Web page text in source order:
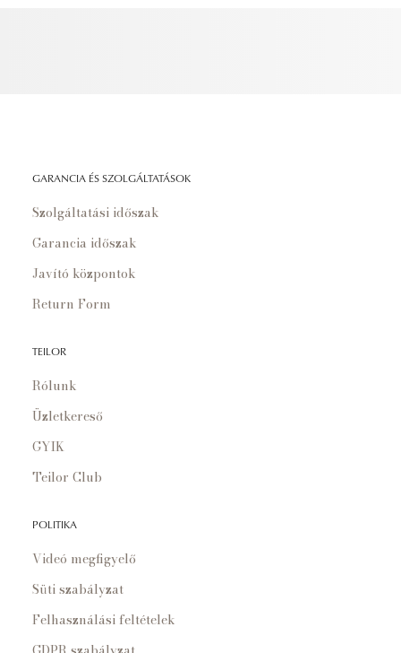
GARANCIA ÉS SZOLGÁLTATÁSOK
Szolgáltatási időszak
Garancia időszak
Javító központok
Return Form
TEILOR
Rólunk
Üzletkereső
GYIK
Teilor Club
POLITIKA
Videó megfigyelő
Süti szabályzat
Felhasználási feltételek